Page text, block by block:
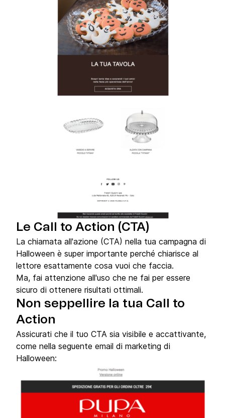
Le Call to Action (CTA)
La chiamata all'azione (CTA) nella tua campagna di
Halloween è super importante perché chiarisce al
lettore esattamente cosa vuoi che faccia.
Ma, fai attenzione all'uso che ne fai per essere
sicuro di ottenere risultati ottimali.
Non seppellire la tua Call to
Action
Assicurati che il tuo CTA sia visibile e accattivante,
come nella seguente email di marketing di
Halloween: